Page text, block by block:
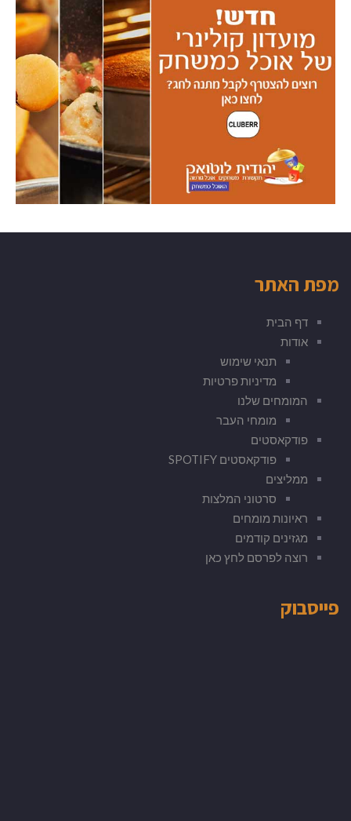
מפת האתר
דף הבית
אודות
תנאי שימוש
מדיניות פרטיות
המומחים שלנו
מומחי העבר
פודקאסטים
פודקאסטים SPOTIFY
ממליצים
סרטוני המלצות
ראיונות מומחים
מגזינים קודמים
רוצה לפרסם לחץ כאן
פייסבוק